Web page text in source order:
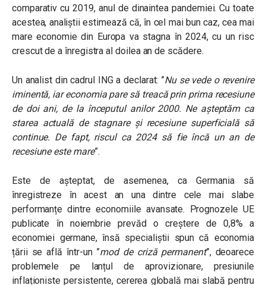
comparativ cu 2019, anul de dinaintea pandemiei. Cu toate
acestea, analiștii estimează că, în cel mai bun caz, cea mai
mare economie din Europa va stagna în 2024, cu un risc
crescut de a înregistra al doilea an de scădere.
Un analist din cadrul ING a declarat: ”Nu se vede o revenire
iminentă, iar economia pare să treacă prin prima recesiune
de doi ani, de la începutul anilor 2000. Ne așteptăm ca
starea actuală de stagnare și recesiune superficială să
continue. De fapt, riscul ca 2024 să fie încă un an de
recesiune este mare”.
Este de așteptat, de asemenea, ca Germania să
înregistreze în acest an una dintre cele mai slabe
performanțe dintre economiile avansate. Prognozele UE
publicate în noiembrie prevăd o creștere de 0,8% a
economiei germane, însă specialiștii spun că economia
țării se află într-un ”mod de criză permanent”, deoarece
problemele pe lanțul de aprovizionare, presiunile
inflaționiste persistente, cererea globală mai slabă pentru